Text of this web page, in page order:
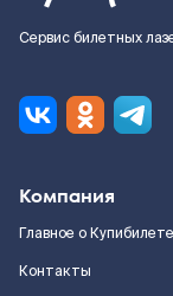
Сервис билетных
Компания
Главное о Купибилете
Контакты